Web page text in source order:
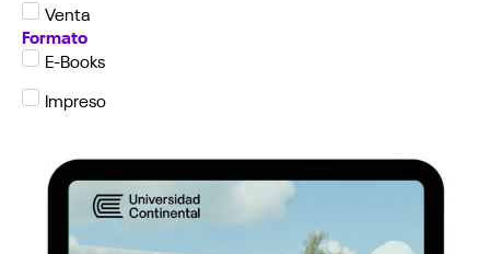
Venta
Formato
E-Books
Impreso